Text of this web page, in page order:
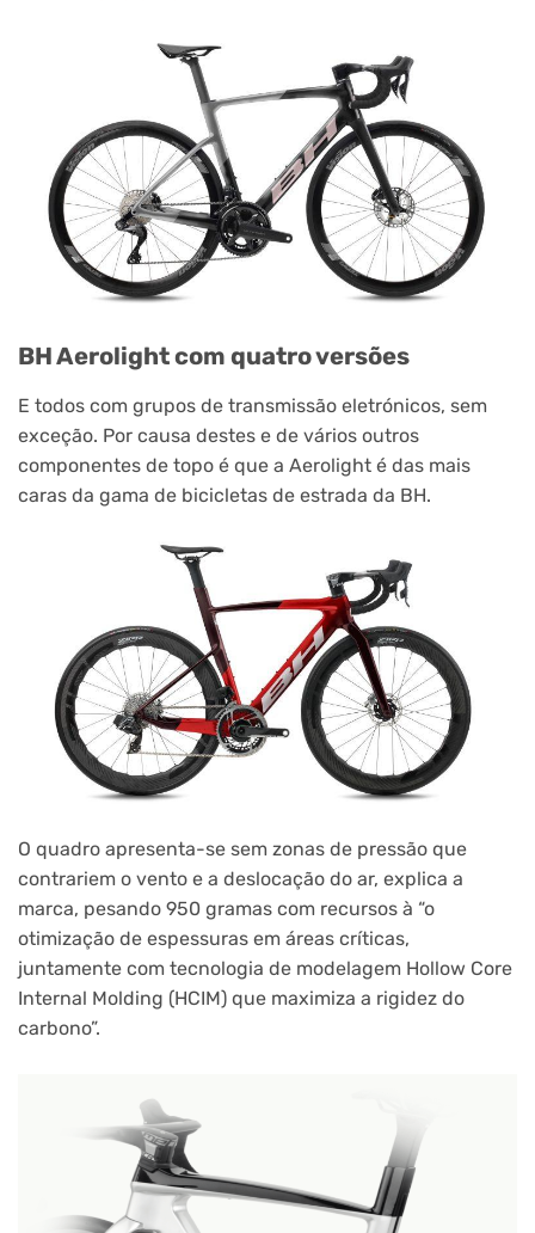
BH Aerolight com quatro versões
E todos com grupos de transmissão eletrónicos, sem
exceção. Por causa destes e de vários outros
componentes de topo é que a Aerolight é das mais
caras da gama de bicicletas de estrada da BH.
O quadro apresenta-se sem zonas de pressão que
contrariem o vento e a deslocação do ar, explica a
marca, pesando 950 gramas com recursos à “o
otimização de espessuras em áreas críticas,
juntamente com tecnologia de modelagem Hollow Core
Internal Molding (HCIM) que maximiza a rigidez do
carbono”.